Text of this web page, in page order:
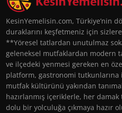
KesinYemelisin.com, Türkiye’nin
duraklarını keşfetmeniz için
**Yöresel tatlardan unutulmaz
geleneksel mutfaklardan modern
ve ilçedeki yenmesi gereken en
platform, gastronomi tutkunlarına
mutfak kültürünü yakından
hazırlanmış içeriklerle, her
dolu bir yolculuğa çıkmaya hazır